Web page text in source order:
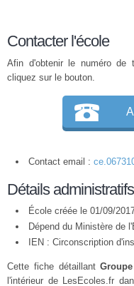
Contacter l'école
Afin d'obtenir le numéro de
cliquez sur le bouton.
Contact email :
Détails
École créée le 01/09/
Dépend du Ministère de
IEN : Circonscription
Cette fiche détaillant
l'intérieur de LesEcoles.fr